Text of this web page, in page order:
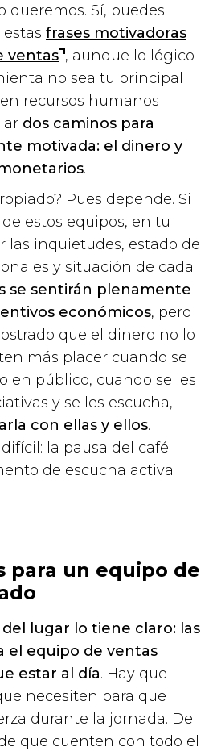
queremos. Sí, puedes
frases motivadoras
ventas , aunque lo lógico
no sea tu principal
recursos humanos
dos caminos para
motivada: el dinero y
.
Pues depende. Si
estos equipos, en tu
las inquietudes, estado de
y situación de cada
se sentirán plenamente
económicos, pero
que el dinero no lo
más placer cuando se
en público, cuando se les
y se les escucha,
con ellas y ellos.
la pausa del café
de escucha activa
para un equipo de
lugar lo tiene claro: las
el equipo de ventas
estar al día. Hay que
necesiten para que
durante la jornada. De
que cuenten con todo el